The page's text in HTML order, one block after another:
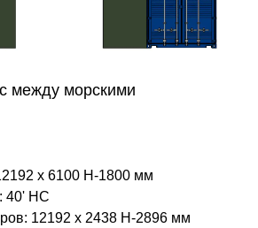
между морскими
х 6100 Н-1800 мм
40' НС
12192 х 2438 Н-2896 мм